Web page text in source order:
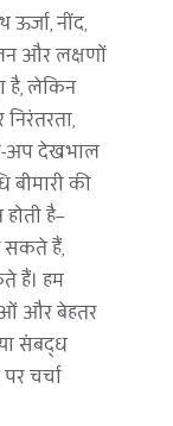
नींद,
और लक्षणों
है, लेकिन
अप देखभाल
की
है—
हैं,
हैं। हम
और बेहतर
संबद्ध
चर्चा